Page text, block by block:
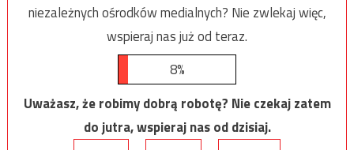
niezależnych ośrodków medialnych? Nie zwlekaj więc,
wspieraj nas już od teraz.
8%
Uważasz, że robimy dobrą robotę? Nie czekaj zatem
do jutra, wspieraj nas od dzisiaj.